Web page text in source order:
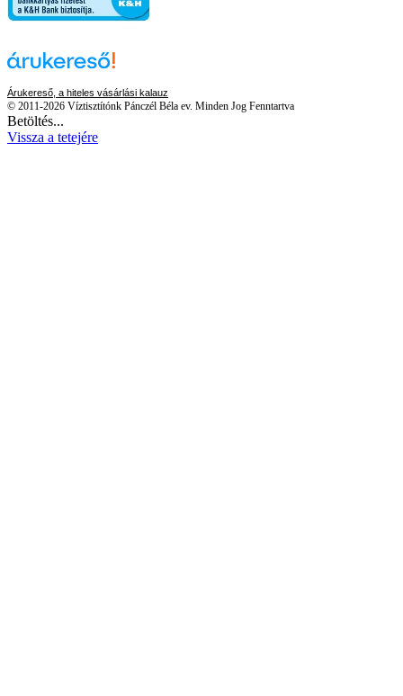
Árukereső, a hiteles vásárlási kalauz
© 2011-2026 Víztisztítónk Pánczél Béla ev. Minden Jog Fenntartva
Betöltés...
Vissza a tetejére